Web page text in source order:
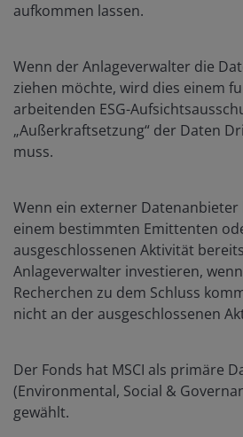
aufkommen lassen.
Wenn der Anlageverwalter die
ziehen möchte, wird dies einem
arbeitenden ESG-
„Außerkraftsetzung“ der Daten
muss.
Wenn ein externer Datenanbieter
einem bestimmten Emittenten
ausgeschlossenen Aktivität
Anlageverwalter investieren,
Recherchen zu dem Schluss
nicht an der ausgeschlossenen
Der Fonds hat MSCI als primäre
(Environmental, Social &
gewählt.